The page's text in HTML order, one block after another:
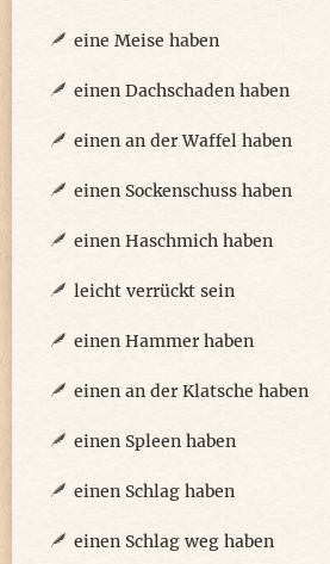
eine Meise haben
einen Dachschaden haben
einen an der Waffel haben
einen Sockenschuss haben
einen Haschmich haben
leicht verrückt sein
einen Hammer haben
einen an der Klatsche haben
einen Spleen haben
einen Schlag haben
einen Schlag weg haben